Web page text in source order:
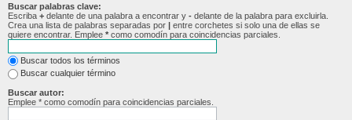
Buscar palabras clave:
Escriba + delante de una palabra a encontrar y - delante de la palabra para excluirla.
Crea una lista de palabras separadas por | entre corchetes si solo una de ellas se
quiere encontrar. Emplee * como comodín para coincidencias parciales.
Buscar todos los términos
Buscar cualquier término
Buscar autor:
Emplee * como comodín para coincidencias parciales.